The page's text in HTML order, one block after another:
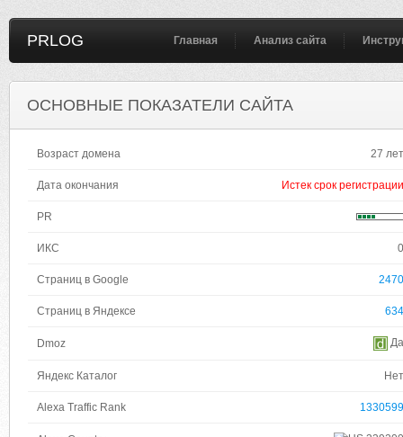
PRLOG Главная Анализ сайта
ОСНОВНЫЕ ПОКАЗАТЕЛИ САЙТА
Возраст домена 27 лет
Дата окончания Истек срок регистрации
PR
ИКС 0
Страниц в Google 2470
Страниц в Яндексе 634
Dmoz Да
Яндекс Каталог Нет
Alexa Traffic Rank 1330599